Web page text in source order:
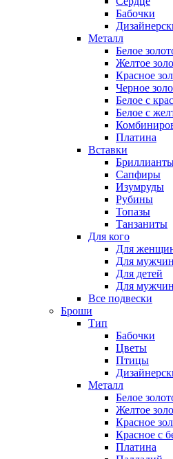
Бабочки
Металл
Белое
Желтое
Красное
Черное
Белое с
Белое с
Платина
Вставки
Сапфиры
Изумруды
Рубины
Топазы
Танзаниты
Для кого
Для
Для мужчин
Для детей
Для
Все подвески
Броши
Тип
Бабочки
Цветы
Птицы
Металл
Белое
Желтое
Красное
Красное с
Платина